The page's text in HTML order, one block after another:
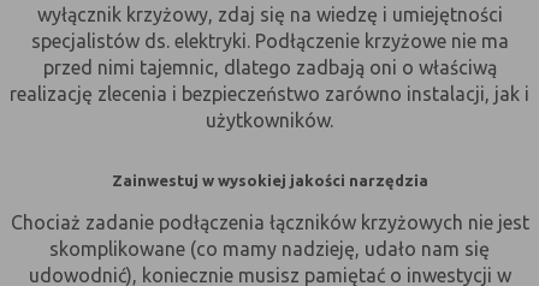
Stan sesji
umożliwiają zapisywanie informacji o
tym, jak użytkownicy korzystają z
witryny. Mogą one dotyczyć najczęściej
odwiedzanych stron lub ewentualnych
komunikatów o błędach
Pliki cookie służące do zapisywania
usługi i zwiększać komfort
przeglądania stron
wyłącznik krzyżowy, zdaj się na wiedzę i umiejętności
specjalistów ds. elektryki. Podłączenie krzyżowe nie ma
przed nimi tajemnic, dlatego zadbają oni o właściwą
realizację zlecenia i bezpieczeństwo zarówno instalacji, jak i
użytkowników.
Zainwestuj w wysokiej jakości narzędzia
Chociaż zadanie podłączenia łączników krzyżowych nie jest
skomplikowane (co mamy nadzieję, udało nam się
udowodnić), koniecznie musisz pamiętać o inwestycji w